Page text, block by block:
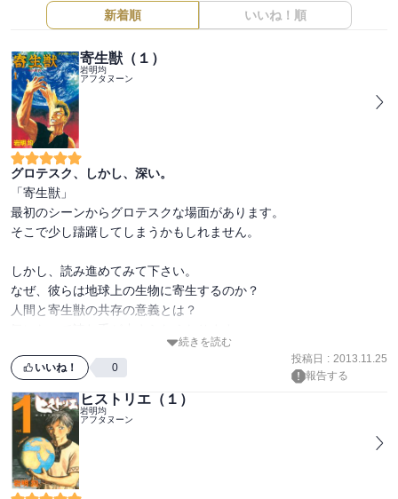
新着順 いいね！順
寄生獣（１）
岩明均
アフタヌーン
グロテスク、しかし、深い。
「寄生獣」
最初のシーンからグロテスクな場面があります。
そこで少し躊躇してしまうかもしれません。
しかし、読み進めてみて下さい。
なぜ、彼らは地球上の生物に寄生するのか？
人間と寄生獣の共存の意義とは？
自分の在り方をも考え直される、
ぜひ読んでみてください。
続きを読む
いいね！ 0
投稿日 : 2013.11.25
報告する
ヒストリエ（１）
岩明均
アフタヌーン